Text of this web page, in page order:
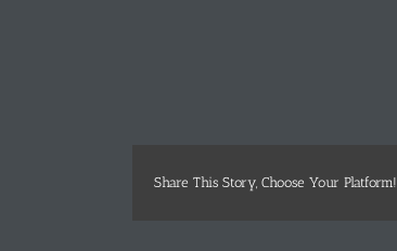
Share This Story, Choose Your Platform!